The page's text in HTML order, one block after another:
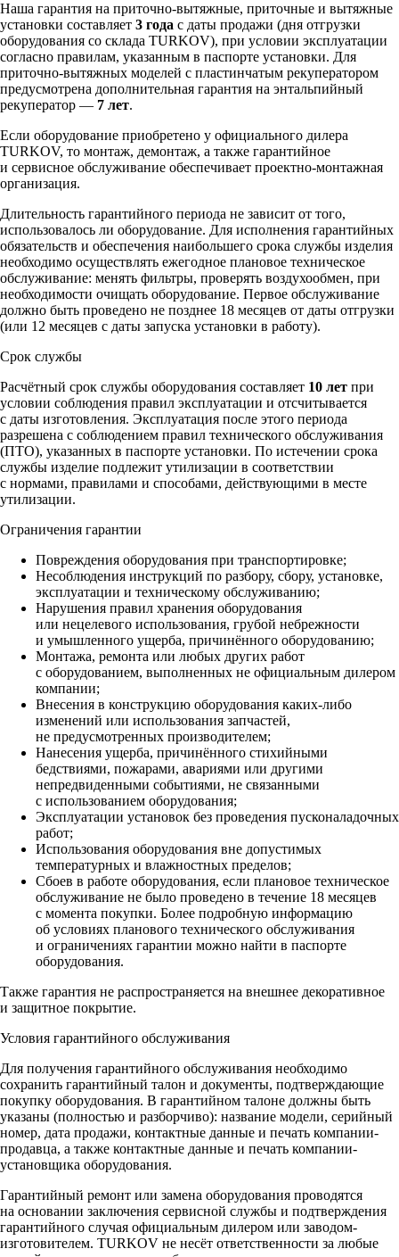
Наша гарантия на приточно-вытяжные, приточные и вытяжные
установки составляет 3 года с даты продажи (дня отгрузки
оборудования со склада TURKOV), при условии эксплуатации
согласно правилам, указанным в паспорте установки. Для
приточно-вытяжных моделей с пластинчатым рекуператором
предусмотрена дополнительная гарантия на энтальпийный
рекуператор — 7 лет.
Если оборудование приобретено у официального дилера
TURKOV, то монтаж, демонтаж, а также гарантийное
и сервисное обслуживание обеспечивает проектно-монтажная
организация.
Длительность гарантийного периода не зависит от того,
использовалось ли оборудование. Для исполнения гарантийных
обязательств и обеспечения наибольшего срока службы изделия
необходимо осуществлять ежегодное плановое техническое
обслуживание: менять фильтры, проверять воздухообмен, при
необходимости очищать оборудование. Первое обслуживание
должно быть проведено не позднее 18 месяцев от даты отгрузки
(или 12 месяцев с даты запуска установки в работу).
Срок службы
Расчётный срок службы оборудования составляет 10 лет при
условии соблюдения правил эксплуатации и отсчитывается
с даты изготовления. Эксплуатация после этого периода
разрешена с соблюдением правил технического обслуживания
(ПТО), указанных в паспорте установки. По истечении срока
службы изделие подлежит утилизации в соответствии
с нормами, правилами и способами, действующими в месте
утилизации.
Ограничения гарантии
Повреждения оборудования при транспортировке;
Несоблюдения инструкций по разбору, сбору, установке,
эксплуатации и техническому обслуживанию;
Нарушения правил хранения оборудования
или нецелевого использования, грубой небрежности
и умышленного ущерба, причинённого оборудованию;
Монтажа, ремонта или любых других работ
с оборудованием, выполненных не официальным дилером
компании;
Внесения в конструкцию оборудования каких‑либо
изменений или использования запчастей,
не предусмотренных производителем;
Нанесения ущерба, причинённого стихийными
бедствиями, пожарами, авариями или другими
непредвиденными событиями, не связанными
с использованием оборудования;
Эксплуатации установок без проведения пусконаладочных
работ;
Использования оборудования вне допустимых
температурных и влажностных пределов;
Сбоев в работе оборудования, если плановое техническое
обслуживание не было проведено в течение 18 месяцев
с момента покупки. Более подробную информацию
об условиях планового технического обслуживания
и ограничениях гарантии можно найти в паспорте
оборудования.
Также гарантия не распространяется на внешнее декоративное
и защитное покрытие.
Условия гарантийного обслуживания
Для получения гарантийного обслуживания необходимо
сохранить гарантийный талон и документы, подтверждающие
покупку оборудования. В гарантийном талоне должны быть
указаны (полностью и разборчиво): название модели, серийный
номер, дата продажи, контактные данные и печать компании-
продавца, а также контактные данные и печать компании-
установщика оборудования.
Гарантийный ремонт или замена оборудования проводятся
на основании заключения сервисной службы и подтверждения
гарантийного случая официальным дилером или заводом-
изготовителем. TURKOV не несёт ответственности за любые